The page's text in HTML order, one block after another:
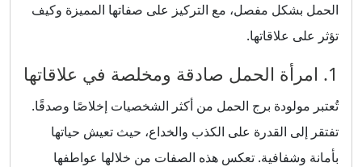
الحمل بشكل مفصل، مع التركيز على صفاتها المميزة وكيف
تؤثر على علاقاتها.
1. امرأة الحمل صادقة ومخلصة في علاقاتها
تُعتبر مولودة برج الحمل من أكثر الشخصيات إخلاصًا وصدقًا.
تفتقر إلى القدرة على الكذب والخداع، حيث تعيش حياتها
بأمانة وشفافية. تعكس هذه الصفات من خلالها عواطفها